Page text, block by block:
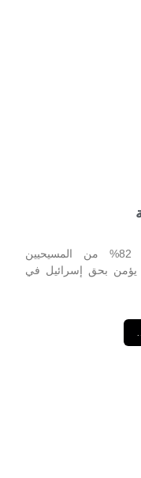
40% من اليهود في العالم صهاينة 82% من المسيحيين
يؤمن بحق إسرائيل في